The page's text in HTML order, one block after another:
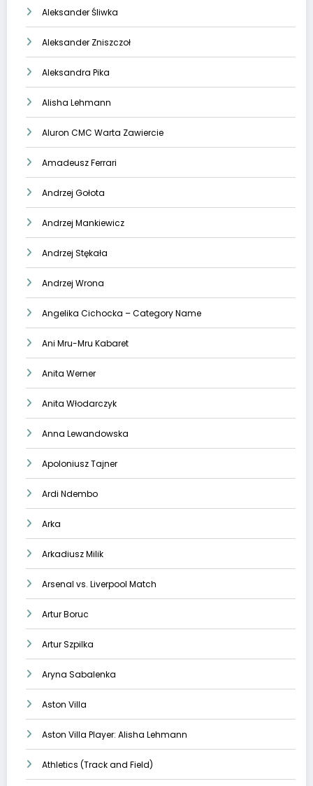
Aleksander Śliwka
Aleksander Zniszczoł
Aleksandra Pika
Alisha Lehmann
Aluron CMC Warta Zawiercie
Amadeusz Ferrari
Andrzej Gołota
Andrzej Mankiewicz
Andrzej Stękała
Andrzej Wrona
Angelika Cichocka – Category Name
Ani Mru-Mru Kabaret
Anita Werner
Anita Włodarczyk
Anna Lewandowska
Apoloniusz Tajner
Ardi Ndembo
Arka
Arkadiusz Milik
Arsenal vs. Liverpool Match
Artur Boruc
Artur Szpilka
Aryna Sabalenka
Aston Villa
Aston Villa Player: Alisha Lehmann
Athletics (Track and Field)